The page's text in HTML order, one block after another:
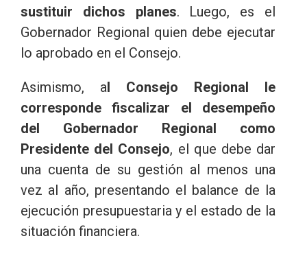
sustituir dichos planes. Luego, es el
Gobernador Regional quien debe ejecutar
lo aprobado en el Consejo.
Asimismo, al Consejo Regional le
corresponde fiscalizar el desempeño
del Gobernador Regional como
Presidente del Consejo, el que debe dar
una cuenta de su gestión al menos una
vez al año, presentando el balance de la
ejecución presupuestaria y el estado de la
situación financiera.